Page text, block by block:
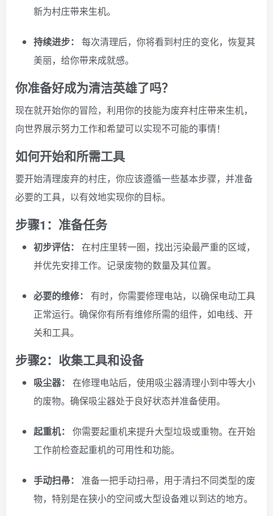
新为村庄带来生机。
持续进步：
每次清理后，你将看到村庄的变化，恢复其
美丽，给你带来成就感。
你准备好成为清洁英雄了吗？
现在就开始你的冒险，利用你的技能为废弃村庄带来生机，
向世界展示努力工作和希望可以实现不可能的事情！
如何开始和所需工具
要开始清理废弃的村庄，你应该遵循一些基本步骤，并准备
必要的工具，以有效地实现你的目标。
步骤1：准备任务
初步评估：
在村庄里转一圈，找出污染最严重的区域，
并优先安排工作。记录废物的数量及其位置。
必要的维修：
有时，你需要修理电站，以确保电动工具
正常运行。确保你有所有维修所需的组件，如电线、开
关和工具。
步骤2：收集工具和设备
吸尘器：
在修理电站后，使用吸尘器清理小到中等大小
的废物。确保吸尘器处于良好状态并准备使用。
起重机：
你需要起重机来提升大型垃圾或重物。在开始
工作前检查起重机的可用性和功能。
手动扫帚：
准备一把手动扫帚，用于清扫不同类型的废
物，特别是在狭小的空间或大型设备难以到达的地方。